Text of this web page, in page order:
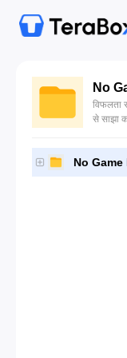
No
विफलता
से साझा
No